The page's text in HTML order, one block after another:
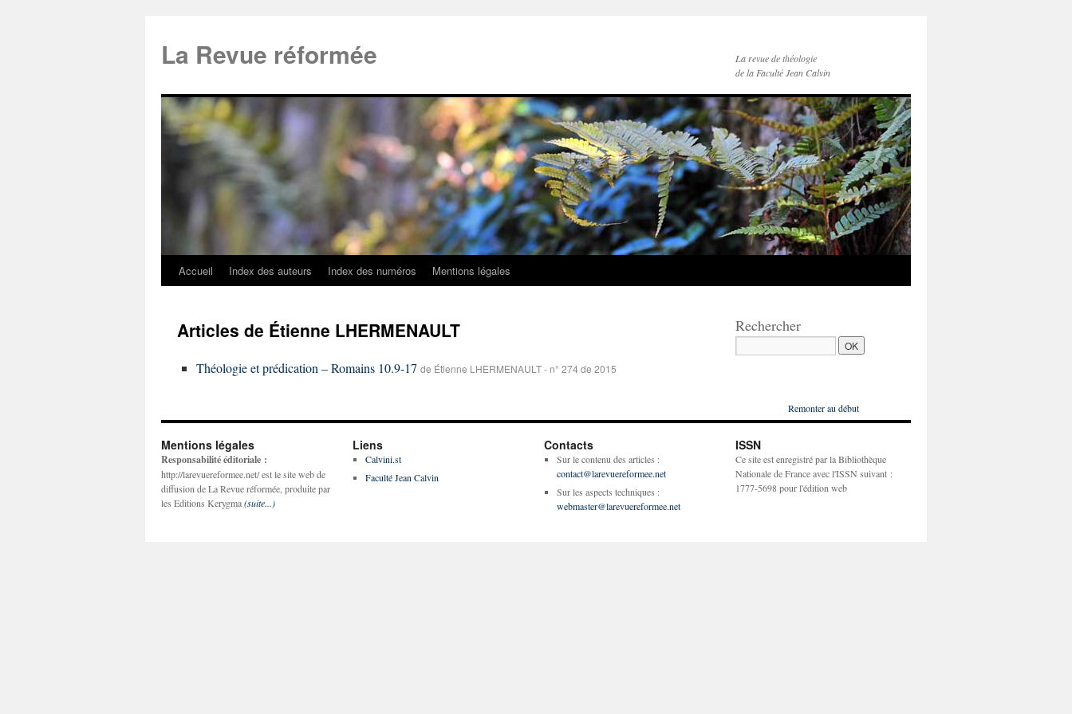
La Revue réformée
La revue de théologie
de la Faculté Jean Calvin
Accueil Index des auteurs Index des numéros Mentions légales
Articles de Étienne LHERMENAULT
Théologie et prédication – Romains 10.9-17 de Étienne LHERMENAULT - n° 274 de 2015
Rechercher
Remonter au début
Mentions légales
Responsabilité éditoriale :
http://larevuereformee.net/ est le site web de
diffusion de La Revue réformée, produite par
les Editions Kerygma(suite...)
Liens
Calvini.st
Faculté Jean Calvin
Contacts
Sur le contenu des articles :
contact@larevuereformee.net
Sur les aspects techniques :
webmaster@larevuereformee.net
ISSN
Ce site est enregistré par la Bibliothèque
Nationale de France avec l'ISSN suivant :
1777-5698 pour l'édition web